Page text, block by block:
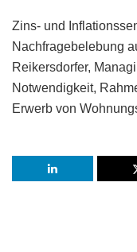
Zins- und
Nachfragebelebung
Reikersdorfer,
Notwendigkeit,
Erwerb von